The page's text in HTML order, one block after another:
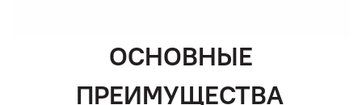
ОСНОВНЫЕ
ПРЕИМУЩЕСТВА